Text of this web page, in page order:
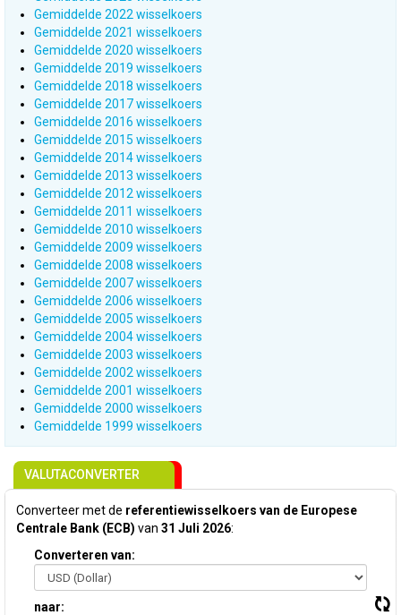
Gemiddelde 2022 wisselkoers
Gemiddelde 2021 wisselkoers
Gemiddelde 2020 wisselkoers
Gemiddelde 2019 wisselkoers
Gemiddelde 2018 wisselkoers
Gemiddelde 2017 wisselkoers
Gemiddelde 2016 wisselkoers
Gemiddelde 2015 wisselkoers
Gemiddelde 2014 wisselkoers
Gemiddelde 2013 wisselkoers
Gemiddelde 2012 wisselkoers
Gemiddelde 2011 wisselkoers
Gemiddelde 2010 wisselkoers
Gemiddelde 2009 wisselkoers
Gemiddelde 2008 wisselkoers
Gemiddelde 2007 wisselkoers
Gemiddelde 2006 wisselkoers
Gemiddelde 2005 wisselkoers
Gemiddelde 2004 wisselkoers
Gemiddelde 2003 wisselkoers
Gemiddelde 2002 wisselkoers
Gemiddelde 2001 wisselkoers
Gemiddelde 2000 wisselkoers
Gemiddelde 1999 wisselkoers
VALUTACONVERTER
Converteer met de referentiewisselkoers van de Europese
Centrale Bank (ECB) van 31 Juli 2026:
Converteren van:
naar: